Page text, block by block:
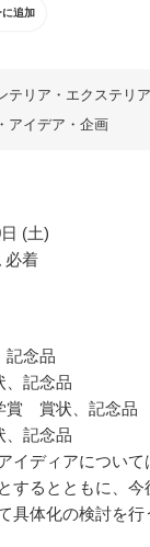
追加
テリア・エクステリア
アイデア・企画
(土)
必着
念品
記念品
賞 賞状、記念品
記念品
イディアについて
するとともに、今
具体化の検討を行